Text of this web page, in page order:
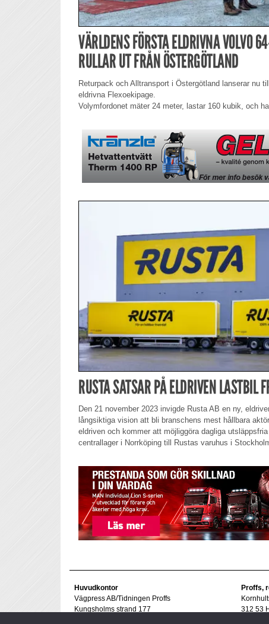
VÄRLDENS FÖRSTA ELDRIVNA VOLVO
RULLAR UT FRÅN ÖSTERGÖTLAND
Returpack och Alltransport i Östergötland lanserar nu
eldrivna Flexoekipage.
Volymfordonet mäter 24 meter, lastar 160 kubik, och
RUSTA SATSAR PÅ ELDRIVEN LASTBIL
Den 21 november 2023 invigde Rusta AB en ny,
långsiktiga vision att bli branschens mest hållbara
eldriven och kommer att möjliggöra dagliga
centrallager i Norrköping till Rustas varuhus i
Huvudkontor
Vägpress AB/Tidningen Proffs
Kungsholms strand 177
Proffs,
312 53